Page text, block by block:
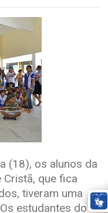
(18), os alunos da
Cristã, que fica
tiveram uma
estudantes do